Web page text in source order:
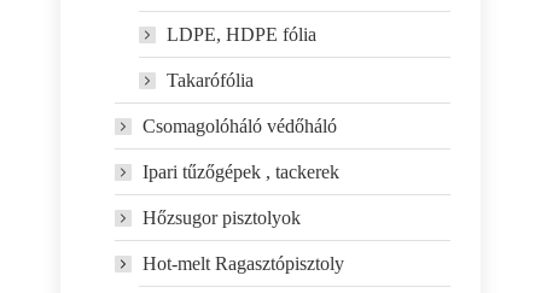
LDPE, HDPE fólia
Takarófólia
Csomagolóháló védőháló
Ipari tűzőgépek , tackerek
Hőzsugor pisztolyok
Hot-melt Ragasztópisztoly